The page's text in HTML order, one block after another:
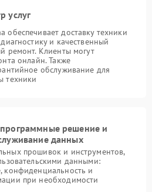
услуг
обеспечивает доставку техники
и качественный
ремонт. Клиенты могут
онлайн. Также
обслуживание для
техники
решение и
данных
прошивок и инструментов,
данными:
конфиденциальность и
при необходимости